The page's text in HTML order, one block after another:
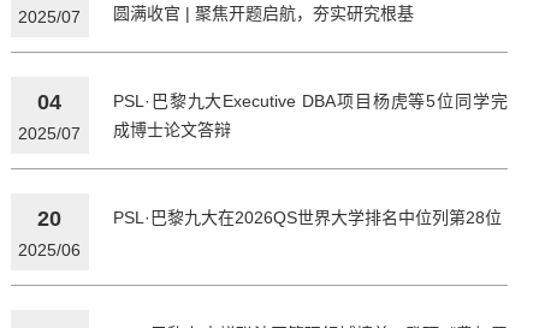
2025/07
圆满收官 | 聚焦开题启航，夯实研究根基
04
2025/07
PSL·巴黎九大Executive DBA项目杨虎等5位同学完
成博士论文答辩
20
2025/06
PSL·巴黎九大在2026QS世界大学排名中位列第28位